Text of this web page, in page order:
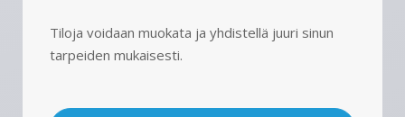
Tiloja voidaan muokata ja yhdistellä juuri sinun
tarpeiden mukaisesti.